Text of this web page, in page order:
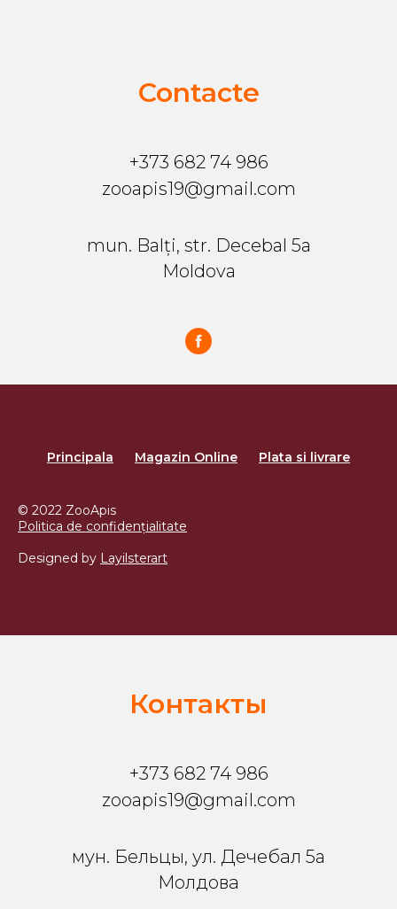
Contacte
+373 682 74 986
zooapis19@gmail.com
mun. Balți, str. Decebal 5a
Moldova
Principala Magazin Online Plata si livrare
© 2022 ZooApis
Politica de confidențialitate
Designed by Layilsterart
Контакты
+373 682 74 986
zooapis19@gmail.com
мун. Бельцы, ул. Дечебал 5a
Молдова